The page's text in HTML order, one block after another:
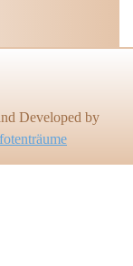
Developed by